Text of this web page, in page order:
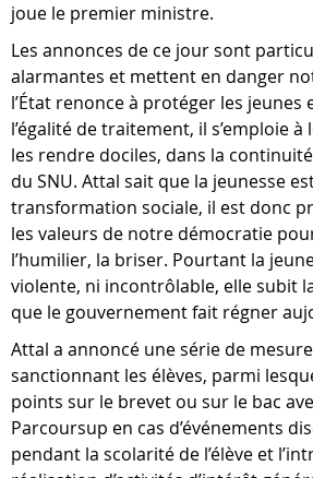
joue le premier ministre.
Les annonces de ce jour sont
alarmantes et mettent en danger
l’État renonce à protéger les
l’égalité de traitement, il s’emploie
les rendre dociles, dans la
du SNU. Attal sait que la jeunesse
transformation sociale, il est donc
les valeurs de notre démocratie
l’humilier, la briser. Pourtant la
violente, ni incontrôlable, elle subit
que le gouvernement fait régner
Attal a annoncé une série de
sanctionnant les élèves, parmi
points sur le brevet ou sur le bac
Parcoursup en cas d’événements
pendant la scolarité de l’élève et